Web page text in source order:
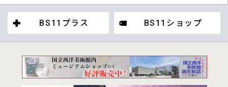
BS11プラス BS11ショップ